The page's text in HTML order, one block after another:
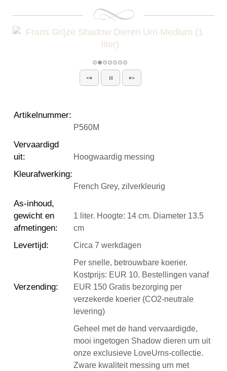
Artikelnummer:
P560M
Vervaardigd
uit: Hoogwaardig messing
Kleurafwerking:
French Grey, zilverkleurig
As-inhoud,
gewicht en
afmetingen:
1 liter. Hoogte: 14 cm. Diameter 13.5
cm
Levertijd: Circa 7 werkdagen
Verzending:
Per snelle, betrouwbare koerier.
Kostprijs: EUR 10. Bestellingen vanaf
EUR 150 Gratis bezorging per
verzekerde koerier (CO2-neutrale
levering)
Geheel met de hand vervaardigde,
mooi ingetogen Shadow dieren urn uit
onze exclusieve LoveUrns-collectie.
Zware kwaliteit messing urn met